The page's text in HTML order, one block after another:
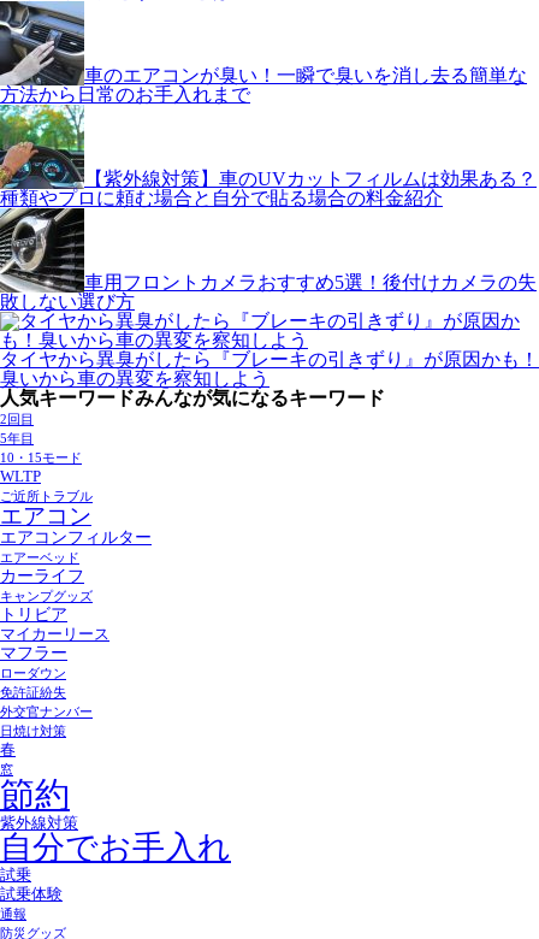
車のエアコンが臭い！一瞬で臭いを消し去る簡単な
方法から日常のお手入れまで
【紫外線対策】車のUVカットフィルムは効果ある？
種類やプロに頼む場合と自分で貼る場合の料金紹介
車用フロントカメラおすすめ5選！後付けカメラの失
敗しない選び方
タイヤから異臭がしたら『ブレーキの引きずり』が原因かも！
臭いから車の異変を察知しよう
人気キーワードみんなが気になるキーワード
2回目
5年目
10・15モード
WLTP
ご近所トラブル
エアコン
エアコンフィルター
エアーベッド
カーライフ
キャンプグッズ
トリビア
マイカーリース
マフラー
ローダウン
免許証紛失
外交官ナンバー
日焼け対策
春
窓
節約
紫外線対策
自分でお手入れ
試乗
試乗体験
通報
防災グッズ